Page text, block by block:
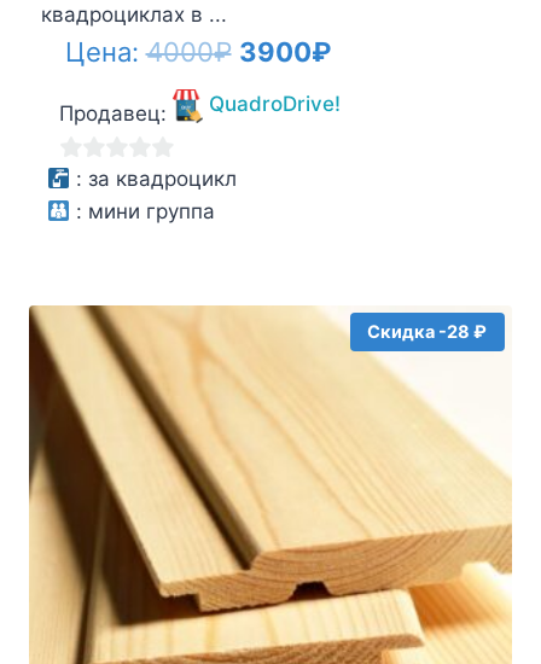
квадроциклах в ...
Цена:4000₽ Первоначальная
цена
3900₽Текущая
цена:
Продавец: QuadroDrive!
0
из
: за квадроцикл
: мини группа
Скидка -28 ₽